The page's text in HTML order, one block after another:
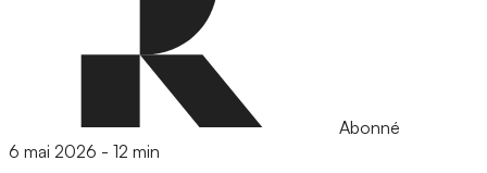
Abonné
6 mai 2026 - 12 min